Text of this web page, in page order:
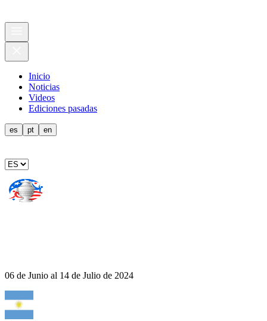
Inicio
Noticias
Videos
Ediciones pasadas
es pt en
06 de Junio al 14 de Julio de 2024